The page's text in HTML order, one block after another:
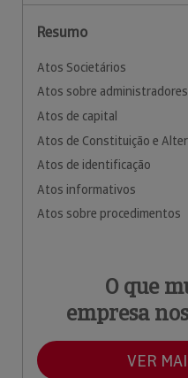
Resumo
Atos Societários
Atos sobre administradores
Atos de capital
Atos de Constituição e
Atos de identificação
Atos informativos
Atos sobre procedimentos
O que
empresa
VER